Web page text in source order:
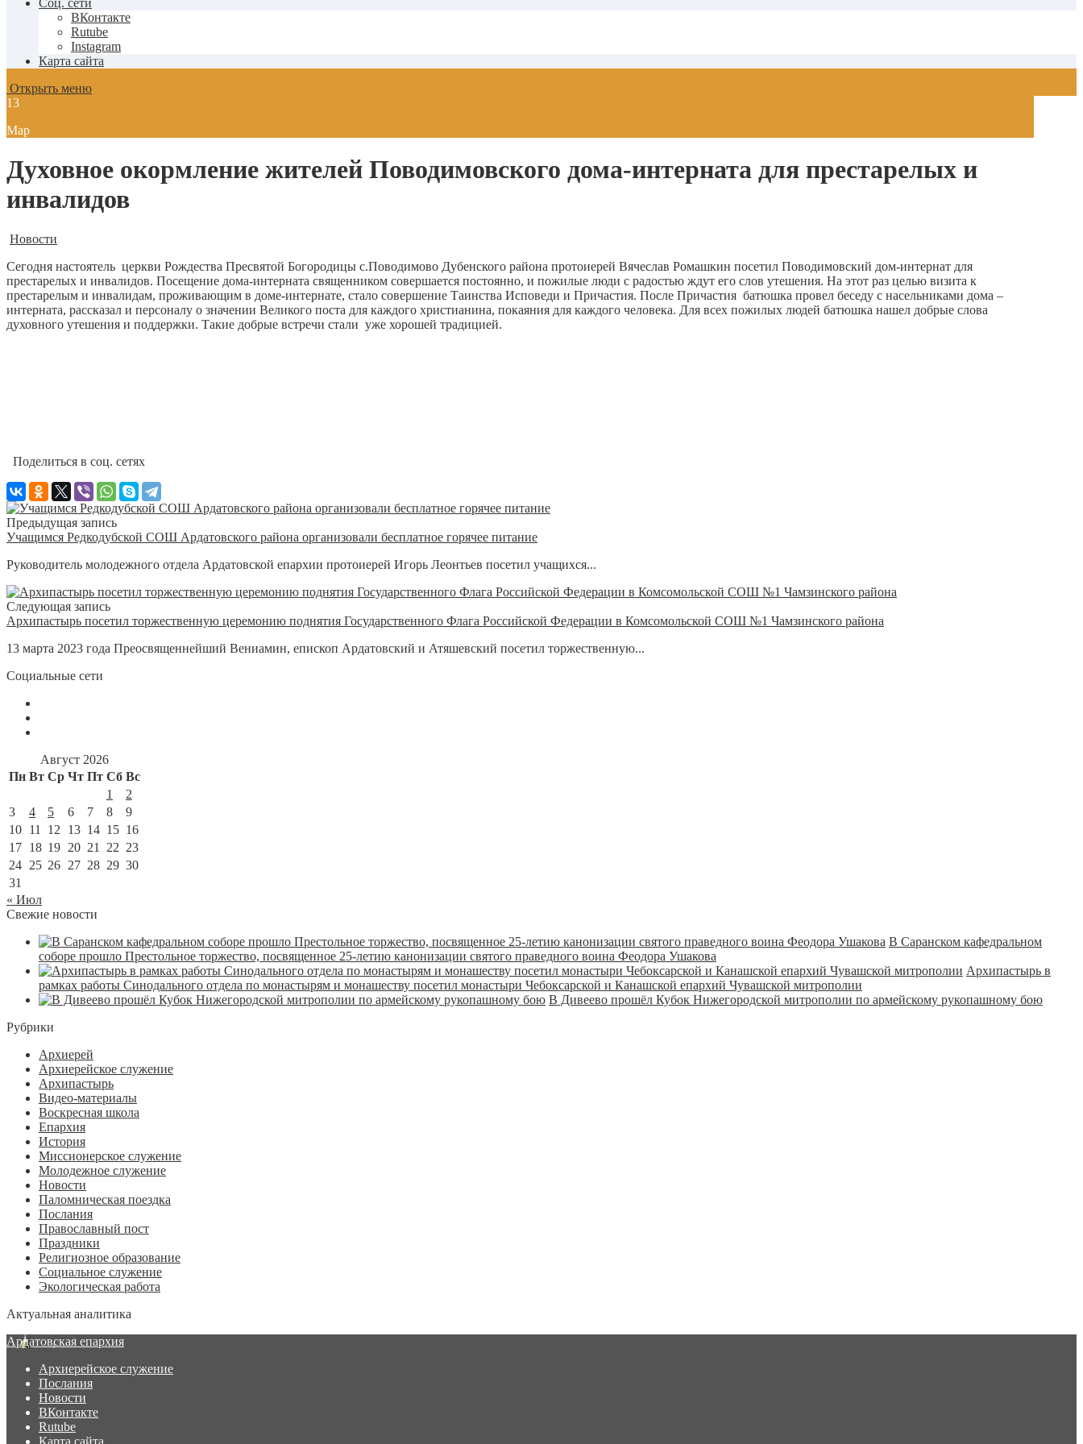
Соц. сети
ВКонтакте
Rutube
Instagram
Карта сайта
Открыть меню
13
Мар
Духовное окормление жителей Поводимовского дома-интерната для престарелых и
инвалидов
Новости
Сегодня настоятель церкви Рождества Пресвятой Богородицы с.Поводимово Дубенского района протоиерей Вячеслав Ромашкин посетил Поводимовский дом-интернат для
престарелых и инвалидов. Посещение дома-интерната священником совершается постоянно, и пожилые люди с радостью ждут его слов утешения. На этот раз целью визита к
престарелым и инвалидам, проживающим в доме-интернате, стало совершение Таинства Исповеди и Причастия. После Причастия батюшка провел беседу с насельниками дома –
интерната, рассказал и персоналу о значении Великого поста для каждого христианина, покаяния для каждого человека. Для всех пожилых людей батюшка нашел добрые слова
духовного утешения и поддержки. Такие добрые встречи стали уже хорошей традицией.
Поделиться в соц. сетях
Предыдущая запись
Учащимся Редкодубской СОШ Ардатовского района организовали бесплатное горячее питание
Руководитель молодежного отдела Ардатовской епархии протоиерей Игорь Леонтьев посетил учащихся...
Следующая запись
Архипастырь посетил торжественную церемонию поднятия Государственного Флага Российской Федерации в Комсомольской СОШ №1 Чамзинского района
13 марта 2023 года Преосвященнейший Вениамин, епископ Ардатовский и Атяшевский посетил торжественную...
Социальные сети
Август 2026
Пн Вт Ср Чт Пт Сб Вс
1
2
3
4 5 6 7 8
9
10 11 12 13 14 15 16
17 18 19 20 21 22 23
24 25 26 27 28 29 30
31
« Июл
Свежие новости
В Саранском кафедральном
соборе прошло Престольное торжество, посвященное 25-летию канонизации святого праведного воина Феодора Ушакова
Архипастырь в
рамках работы Синодального отдела по монастырям и монашеству посетил монастыри Чебоксарской и Канашской епархий Чувашской митрополии
В Дивеево прошёл Кубок Нижегородской митрополии по армейскому рукопашному бою
Рубрики
Архиерей
Архиерейское служение
Архипастырь
Видео-материалы
Воскресная школа
Епархия
История
Миссионерское служение
Молодежное служение
Новости
Паломническая поездка
Послания
Православный пост
Праздники
Религиозное образование
Социальное служение
Экологическая работа
Актуальная аналитика
Ардатовская епархия
Архиерейское служение
Послания
Новости
ВКонтакте
Rutube
Карта сайта